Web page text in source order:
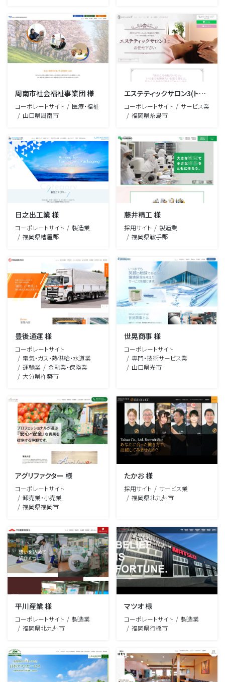
周南市社会福祉事業団 様
コーポレートサイト
医療・福祉
山口県周南市
エステティックサロン3(トロア) 様
コーポレートサイト
サービス業
福岡県糸島市
日之出工業 様
コーポレートサイト
製造業
福岡県糟屋郡
藤井精工 様
採用サイト
製造業
福岡県鞍手郡
豊後通運 様
コーポレートサイト
電気・ガス・熱供給・水道業
運輸業
金融業・保険業
大分県杵築市
世晃商事 様
コーポレートサイト
専門・技術サービス業
山口県光市
アグリファクター 様
コーポレートサイト
卸売業・小売業
福岡県福岡市
たかお 様
採用サイト
サービス業
福岡県北九州市
平川産業 様
コーポレートサイト
製造業
福岡県北九州市
マツオ 様
コーポレートサイト
製造業
福岡県行橋市